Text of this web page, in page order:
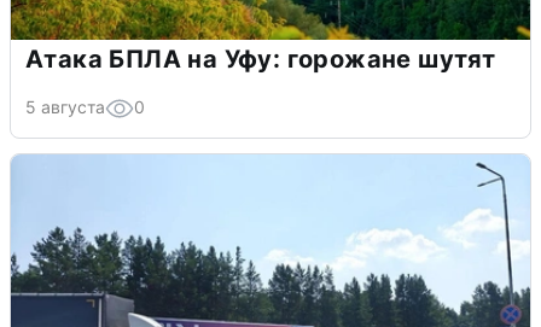
Атака БПЛА на Уфу: горожане шутят
5 августа 0